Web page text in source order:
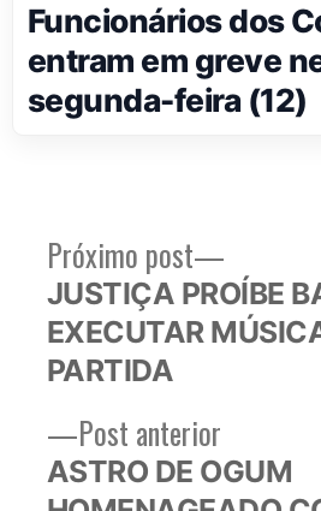
Funcionários dos
entram em greve
segunda-feira (12)
Navegação
de
Post
Post anteriorPost
anterior:
ASTRO DE OGUM
Próximo post
Próximo
post:
JUSTIÇA PROÍBE
EXECUTAR
PARTIDA